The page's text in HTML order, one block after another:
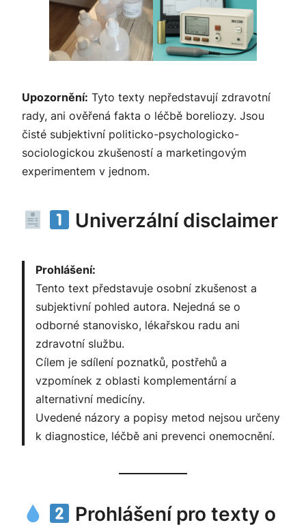
Upozornění: Tyto texty nepředstavují zdravotní
rady, ani ověřená fakta o léčbě boreliozy. Jsou
čisté subjektivní politicko-psychologicko-
sociologickou zkušeností a marketingovým
experimentem v jednom.
Univerzální disclaimer
Prohlášení:
Tento text představuje osobní zkušenost a
subjektivní pohled autora. Nejedná se o
odborné stanovisko, lékařskou radu ani
zdravotní službu.
Cílem je sdílení poznatků, postřehů a
vzpomínek z oblasti komplementární a
alternativní medicíny.
Uvedené názory a popisy metod nejsou určeny
k diagnostice, léčbě ani prevenci onemocnění.
Prohlášení pro texty o